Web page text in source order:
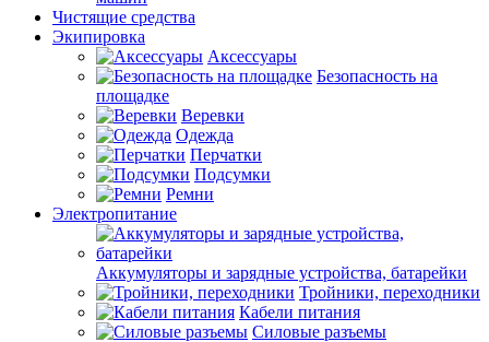
Чистящие средства
Экипировка
Аксессуары
Безопасность на
площадке
Веревки
Одежда
Перчатки
Подсумки
Ремни
Электропитание
Аккумуляторы и зарядные устройства, батарейки
Тройники, переходники
Кабели питания
Силовые разъемы